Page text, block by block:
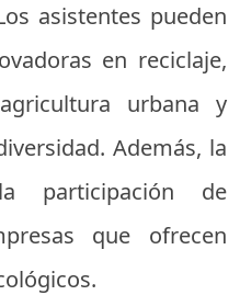
asistentes pueden
en reciclaje,
urbana y
Además, la
participación de
que ofrecen